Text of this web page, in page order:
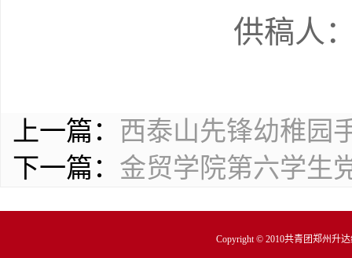
供稿人
上一篇： 西泰山先锋幼稚园
下一篇： 金贸学院第六学生
Copyright © 2010共青团郑州升